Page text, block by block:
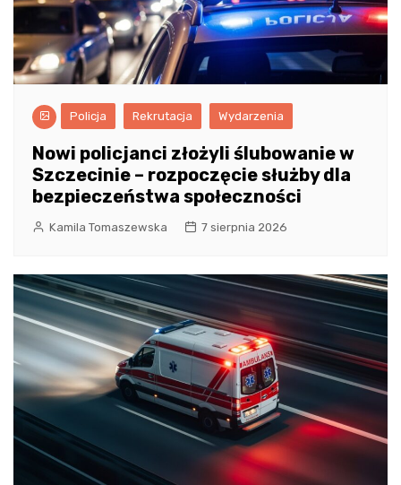
Policja Rekrutacja Wydarzenia
Nowi policjanci złożyli ślubowanie w
Szczecinie – rozpoczęcie służby dla
bezpieczeństwa społeczności
Kamila Tomaszewska 7 sierpnia 2026